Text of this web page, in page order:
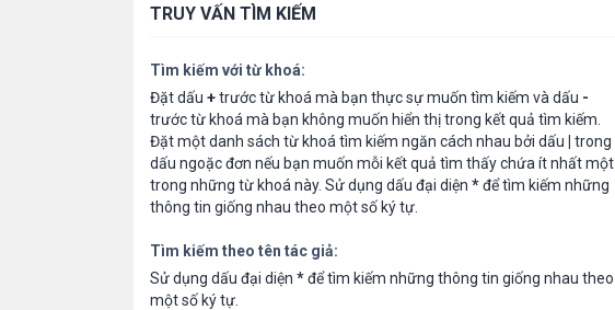
TRUY VẤN TÌM KIẾM
Tìm kiếm với từ khoá:
Đặt dấu +trước từ khoá mà bạn thực sự muốn tìm kiếm và dấu -
trước từ khoá mà bạn không muốn hiển thị trong kết quả tìm kiếm.
Đặt một danh sách từ khoá tìm kiếm ngăn cách nhau bởi dấu
trong
dấu ngoặc đơn nếu bạn muốn mỗi kết quả tìm thấy chứa ít nhất một
trong những từ khoá này. Sử dụng dấu đại diện *để tìm kiếm những
thông tin giống nhau theo một số ký tự.
Tìm kiếm theo tên tác giả:
Sử dụng dấu đại diện *để tìm kiếm những thông tin giống nhau theo
một số ký tự.